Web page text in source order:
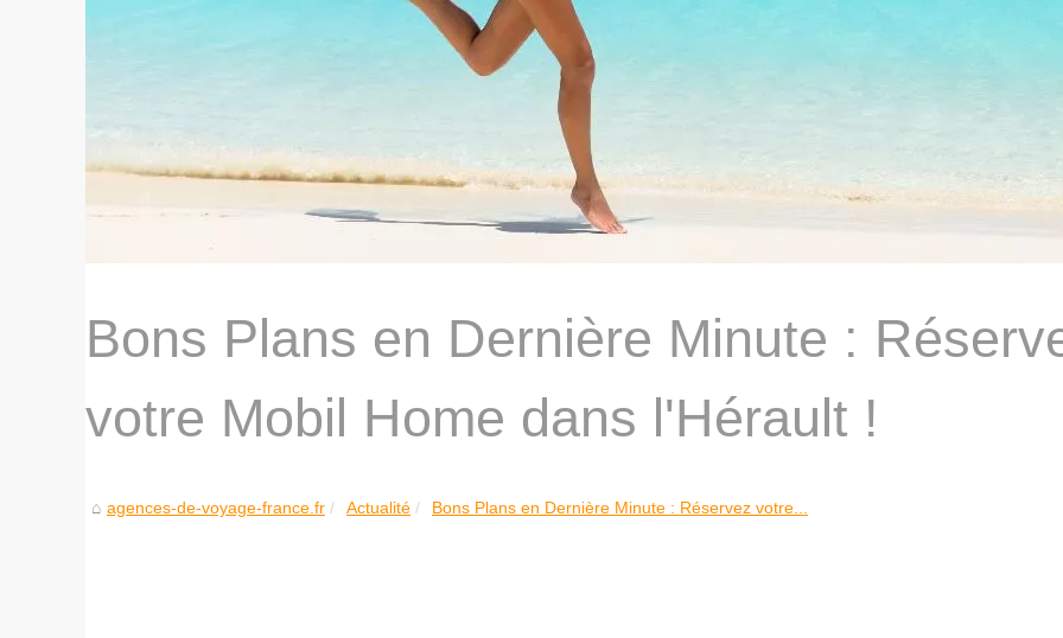
Bons Plans en Dernière Minute :
votre Mobil Home dans l'Hérault !
agences-de-voyage-france.fr Actualité Bons Plans en Dernière Minute : Réservez votre...